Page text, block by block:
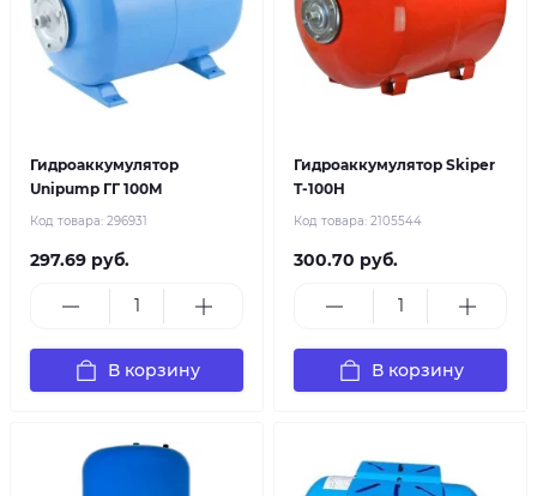
Гидроаккумулятор
Unipump ГГ 100М
Код товара: 296931
297.69 руб.
В корзину
Гидроаккумулятор Skiper
T-100H
Код товара: 2105544
300.70 руб.
В корзину